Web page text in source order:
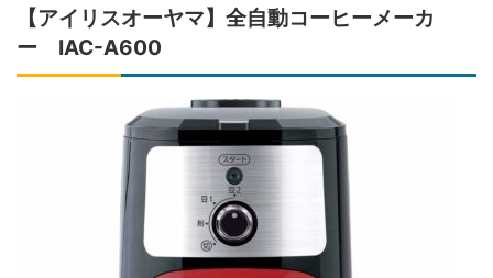
【アイリスオーヤマ】全自動コーヒーメーカ
ー IAC-A600